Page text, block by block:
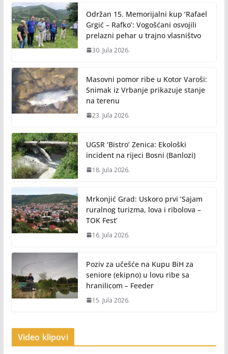
Održan 15. Memorijalni kup ‘Rafael
Grgić – Rafko’: Vogošćani osvojili
prelazni pehar u trajno vlasništvo
30. Jula 2026.
Masovni pomor ribe u Kotor Varoši:
Snimak iz Vrbanje prikazuje stanje
na terenu
23. Jula 2026.
UGSR ‘Bistro’ Zenica: Ekološki
incident na rijeci Bosni (Banlozi)
18. Jula 2026.
Mrkonjić Grad: Uskoro prvi ‘Sajam
ruralnog turizma, lova i ribolova –
TOK Fest’
16. Jula 2026.
Poziv za učešće na Kupu BiH za
seniore (ekipno) u lovu ribe sa
hranilicom – Feeder
15. Jula 2026.
Video klipovi